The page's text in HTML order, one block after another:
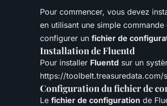
Pour commencer, vous devez
en utilisant une simple commande
configurer un fichier de
Installation de Fluentd
Pour installer Fluentd sur un
https://toolbelt.treasuredata.com/
Configuration du fichier de
Le fichier de configuration de